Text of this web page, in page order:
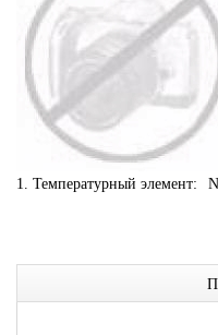
1. Температурный элемент: